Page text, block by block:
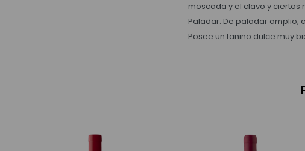
moscada y el clavo y ciertos
Paladar: De paladar amplio,
Posee un tanino dulce muy